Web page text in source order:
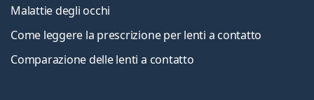
Malattie degli occhi
Come leggere la prescrizione per lenti a contatto
Comparazione delle lenti a contatto